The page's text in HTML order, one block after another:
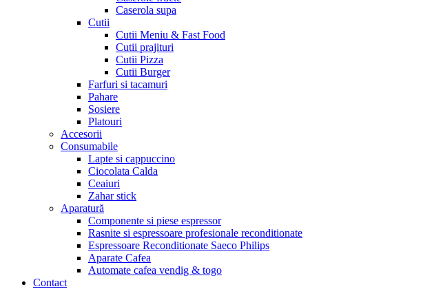
Caserola supa
Cutii
Cutii Meniu & Fast Food
Cutii prajituri
Cutii Pizza
Cutii Burger
Farfuri si tacamuri
Pahare
Sosiere
Platouri
Accesorii
Consumabile
Lapte si cappuccino
Ciocolata Calda
Ceaiuri
Zahar stick
Aparatură
Componente si piese espressor
Rasnite si espressoare profesionale reconditionate
Espressoare Reconditionate Saeco Philips
Aparate Cafea
Automate cafea vendig & togo
Contact